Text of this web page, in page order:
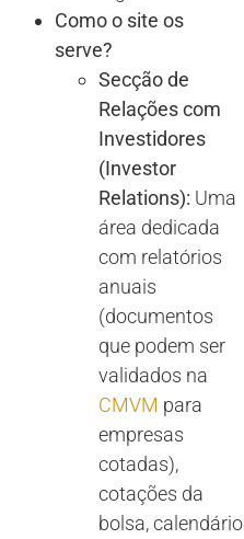
Como o site os
serve?
Secção de
Relações com
Investidores
(Investor
Relations): Uma
área dedicada
com relatórios
anuais
(documentos
que podem ser
validados na
CMVM para
empresas
cotadas),
cotações da
bolsa, calendário